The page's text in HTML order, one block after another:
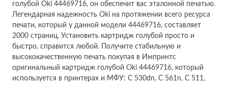
голубой Oki 44469716, он обеспечит вас эталонной печатью.
Легендарная надежность Oki на протяжении всего ресурса
печати, который у данной модели 44469716, составляет
2000 страниц. Установить картридж голубой просто и
быстро, справится любой. Получите стабильную и
высококачественную печать покупая в Импринтс
оригинальный картридж голубой Oki 44469716, который
используется в принтерах и МФУ: C 530dn, C 561n, C 511,